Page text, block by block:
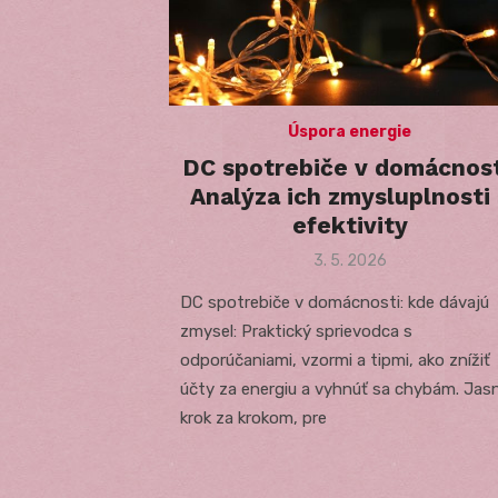
Úspora energie
DC spotrebiče v
Analýza ich zmysluplnosti
efektivity
Posted
3. 5. 2026
DC spotrebiče v domácnosti: kde dávajú
zmysel: Praktický sprievodca s
odporúčaniami, vzormi a tipmi, ako znížiť
účty za energiu a vyhnúť sa chybám.
krok za krokom, pre